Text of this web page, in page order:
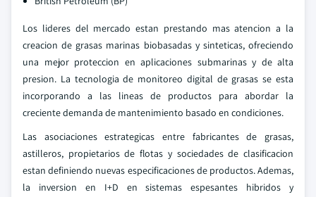
Los lideres del mercado estan prestando mas atencion a la
creacion de grasas marinas biobasadas y sinteticas, ofreciendo
una mejor proteccion en aplicaciones submarinas y de alta
presion. La tecnologia de monitoreo digital de grasas se esta
incorporando a las lineas de productos para abordar la
creciente demanda de mantenimiento basado en condiciones.
Las asociaciones estrategicas entre fabricantes de grasas,
astilleros, propietarios de flotas y sociedades de clasificacion
estan definiendo nuevas especificaciones de productos. Ademas,
la inversion en I+D en sistemas espesantes hibridos y